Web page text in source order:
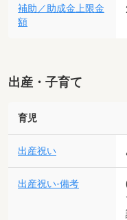
補助／助成金上限金
額
出産・子育て
育児
出産祝い
出産祝い-備考